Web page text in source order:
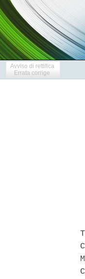
Avviso di rettifica
Errata corrige